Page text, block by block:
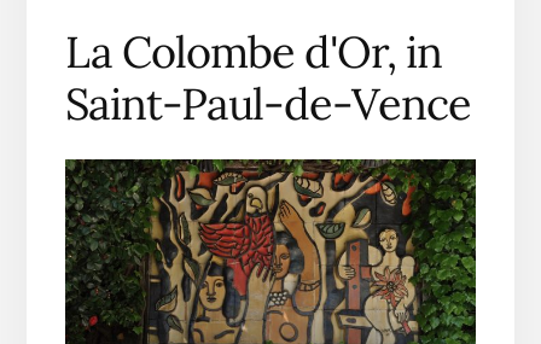
La Colombe d'Or, in
Saint-Paul-de-Vence